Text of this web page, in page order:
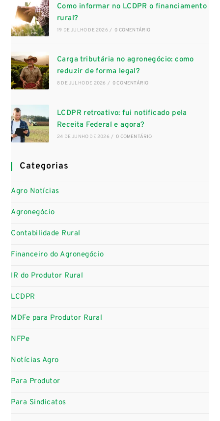
Como informar no LCDPR o financiamento
rural?
19 DE JULHO DE 2026 / 0 COMENTÁRIO
Carga tributária no agronegócio: como
reduzir de forma legal?
8 DE JULHO DE 2026 / 0 COMENTÁRIO
LCDPR retroativo: fui notificado pela
Receita Federal e agora?
24 DE JUNHO DE 2026 / 0 COMENTÁRIO
Categorias
Agro Notícias
Agronegócio
Contabilidade Rural
Financeiro do Agronegócio
IR do Produtor Rural
LCDPR
MDFe para Produtor Rural
NFPe
Notícias Agro
Para Produtor
Para Sindicatos